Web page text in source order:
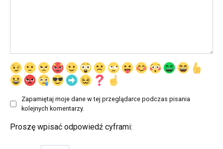
Zapamiętaj moje dane w tej przeglądarce podczas pisania
kolejnych komentarzy.
Proszę wpisać odpowiedź cyframi: